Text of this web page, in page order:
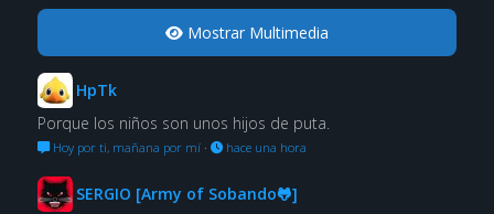
Mostrar Multimedia
HpTk
Porque los niños son unos hijos de puta.
Hoy por ti, mañana por mí· hace una hora
SERGIO [Army of Sobando🐸]